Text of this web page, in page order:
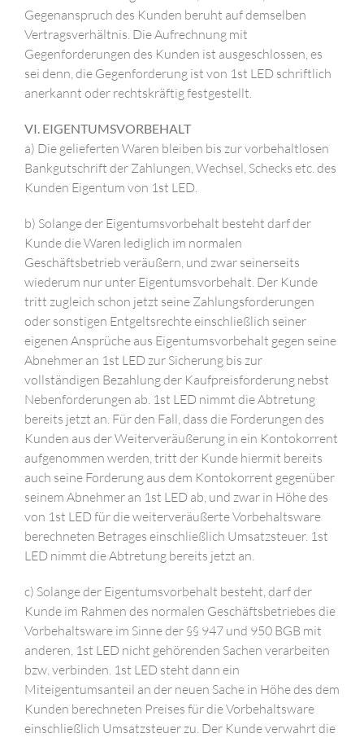
Gegenanspruch des Kunden beruht auf demselben
Vertragsverhältnis. Die Aufrechnung mit
Gegenforderungen des Kunden ist ausgeschlossen, es
sei denn, die Gegenforderung ist von 1st LED schriftlich
anerkannt oder rechtskräftig festgestellt.
VI. EIGENTUMSVORBEHALT
a) Die gelieferten Waren bleiben bis zur vorbehaltlosen
Bankgutschrift der Zahlungen, Wechsel, Schecks etc. des
Kunden Eigentum von 1st LED.
b) Solange der Eigentumsvorbehalt besteht darf der
Kunde die Waren lediglich im normalen
Geschäftsbetrieb veräußern, und zwar seinerseits
wiederum nur unter Eigentumsvorbehalt. Der Kunde
tritt zugleich schon jetzt seine Zahlungsforderungen
oder sonstigen Entgeltsrechte einschließlich seiner
eigenen Ansprüche aus Eigentumsvorbehalt gegen seine
Abnehmer an 1st LED zur Sicherung bis zur
vollständigen Bezahlung der Kaufpreisforderung nebst
Nebenforderungen ab. 1st LED nimmt die Abtretung
bereits jetzt an. Für den Fall, dass die Forderungen des
Kunden aus der Weiterveräußerung in ein Kontokorrent
aufgenommen werden, tritt der Kunde hiermit bereits
auch seine Forderung aus dem Kontokorrent gegenüber
seinem Abnehmer an 1st LED ab, und zwar in Höhe des
von 1st LED für die weiterveräußerte Vorbehaltsware
berechneten Betrages einschließlich Umsatzsteuer. 1st
LED nimmt die Abtretung bereits jetzt an.
c) Solange der Eigentumsvorbehalt besteht, darf der
Kunde im Rahmen des normalen Geschäftsbetriebes die
Vorbehaltsware im Sinne der §§ 947 und 950 BGB mit
anderen, 1st LED nicht gehörenden Sachen verarbeiten
bzw. verbinden. 1st LED steht dann ein
Miteigentumsanteil an der neuen Sache in Höhe des dem
Kunden berechneten Preises für die Vorbehaltsware
einschließlich Umsatzsteuer zu. Der Kunde verwahrt die